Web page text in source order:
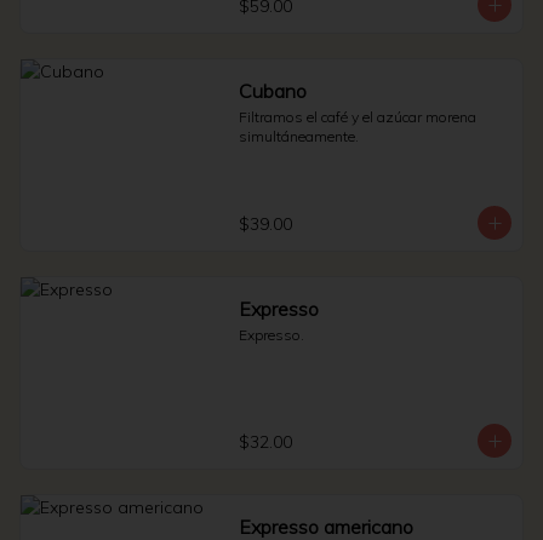
$59.00
Cubano
Filtramos el café y el azúcar morena
simultáneamente.
$39.00
Expresso
Expresso.
$32.00
Expresso americano